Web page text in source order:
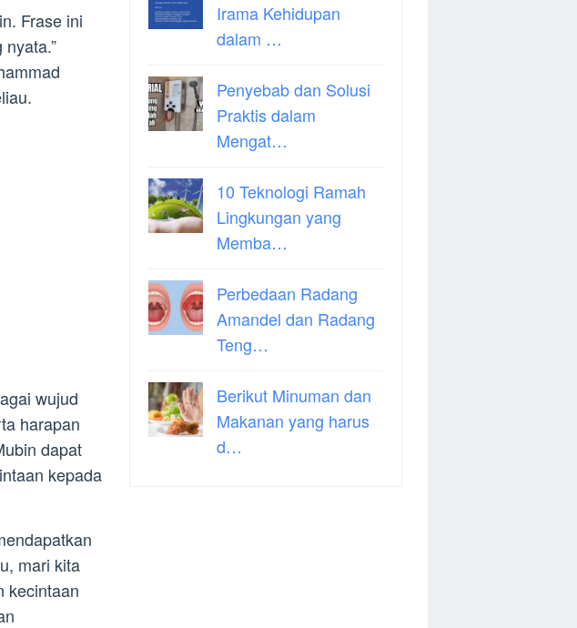
Frase ini
wujud
harapan
dapat
kepada
mari kita
kecintaan
Irama Kehidupan
dalam …
Penyebab dan Solusi
Praktis dalam
Mengat…
10 Teknologi Ramah
Lingkungan yang
Memba…
Perbedaan Radang
Amandel dan Radang
Teng…
Berikut Minuman dan
Makanan yang harus
d…